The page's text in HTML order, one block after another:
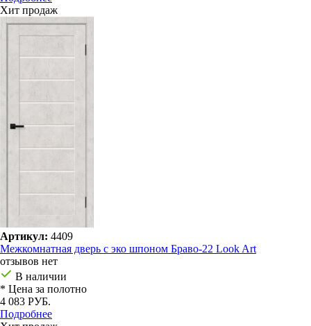
Хит продаж
Артикул: 4409
Межкомнатная дверь с эко шпоном Браво-22 Look Art
отзывов нет
В наличии
* Цена за полотно
4 083 РУБ.
Подробнее